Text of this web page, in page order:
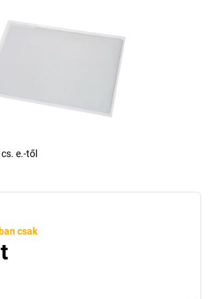
e.-től
csak